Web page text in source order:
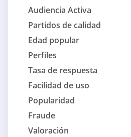
Audiencia Activa
Partidos de calidad
Edad popular
Perfiles
Tasa de respuesta
Facilidad de uso
Popularidad
Fraude
Valoración